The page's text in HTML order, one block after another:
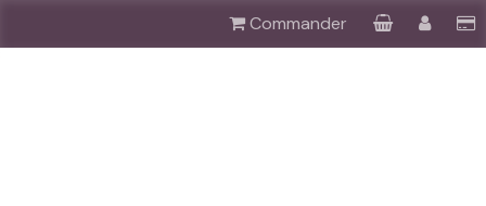
Commander